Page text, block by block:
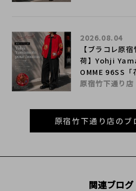
【ブラコレ原
荷】Yohji
OMME 96SS「
2026.08.04
原宿竹下通り店
原宿竹下通り店のブ
関連ブログ